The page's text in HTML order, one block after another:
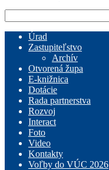
Úrad
Zastupiteľstvo
Archív
Otvorená župa
E-knižnica
Dotácie
Rada partnerstva
Rozvoj
Interact
Foto
Video
Kontakty
Voľby do VÚC 2026